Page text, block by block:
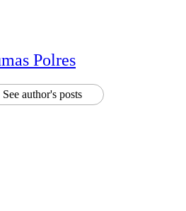
Polres
See author's posts